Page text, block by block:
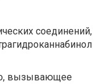
соединений,
вызывающее